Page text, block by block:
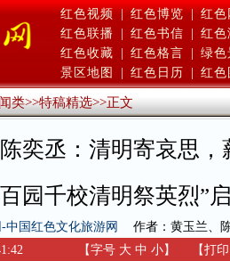
红色视频 | 红色博览 | 红色
红色联播
红色书信 红色
红色收藏
红色格言 绿色
景区地图
红色日历 红色
类>>特稿精选>>正文
奕丞：清明寄哀思
园千校清明祭英烈”
中国红色文化旅游网 作者：黄玉兰、
【字号 大 中 小】 【打印